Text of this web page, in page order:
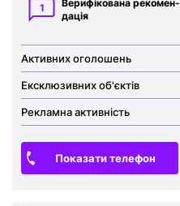
1
Верифікована рекомен­
дація
Активних оголошень
Ексклюзивних об'єктів
Рекламна активність
Показати телефон